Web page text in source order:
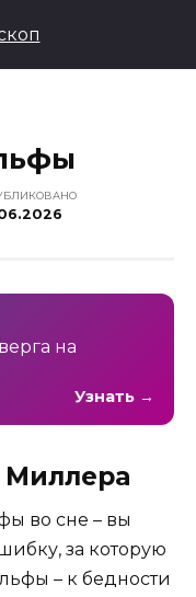
на
Узнать →
Миллера
во сне – вы
за которую
– к бедности